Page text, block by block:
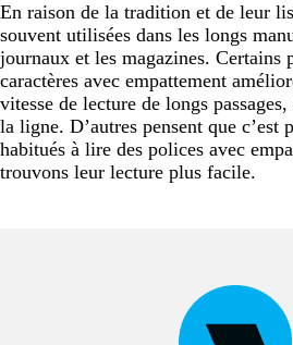
En raison de la tradition et de leur
souvent utilisées dans les longs
journaux et les magazines. Certains
caractères avec empattement
vitesse de lecture de longs
la ligne. D’autres pensent que c’est
habitués à lire des polices avec
trouvons leur lecture plus facile.